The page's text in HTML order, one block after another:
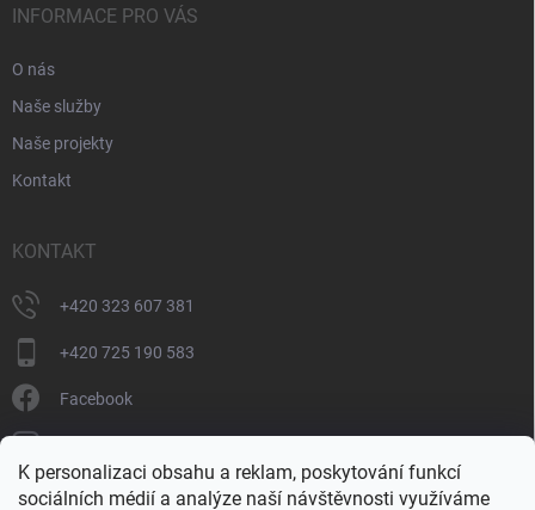
K personalizaci obsahu a reklam, poskytování funkcí
sociálních médií a analýze naší návštěvnosti využíváme
INFORMACE PRO VÁS
O nás
Naše služby
Naše projekty
Kontakt
KONTAKT
+420 323 607 381
+420 725 190 583
Facebook
+420 725 190 583